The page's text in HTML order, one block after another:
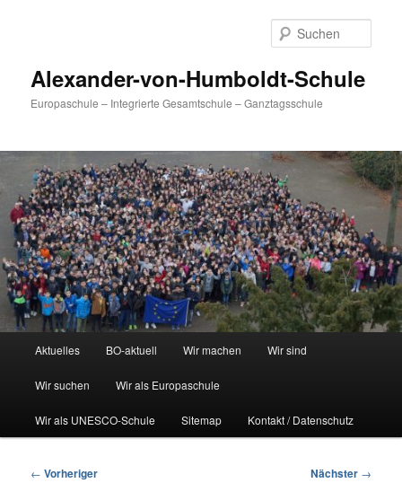
Alexander-von-Humboldt-Schule
Europaschule – Integrierte Gesamtschule – Ganztagsschule
Aktuelles BO-aktuell Wir machen Wir sind
Wir suchen Wir als Europaschule
Wir als UNESCO-Schule Sitemap Kontakt / Datenschutz
Beitragsnavigation
← Vorheriger Nächster →